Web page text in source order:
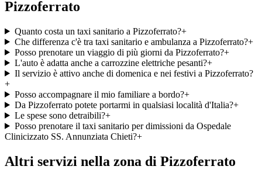
Pizzoferrato
Quanto costa un taxi sanitario a Pizzoferrato?+
Che differenza c'è tra taxi sanitario e ambulanza a Pizzoferrato?+
Posso prenotare un viaggio di più giorni da Pizzoferrato?+
L'auto è adatta anche a carrozzine elettriche pesanti?+
Il servizio è attivo anche di domenica e nei festivi a Pizzoferrato?
+
Posso accompagnare il mio familiare a bordo?+
Da Pizzoferrato potete portarmi in qualsiasi località d'Italia?+
Le spese sono detraibili?+
Posso prenotare il taxi sanitario per dimissioni da Ospedale
Clinicizzato SS. Annunziata Chieti?+
Altri servizi nella zona di Pizzoferrato